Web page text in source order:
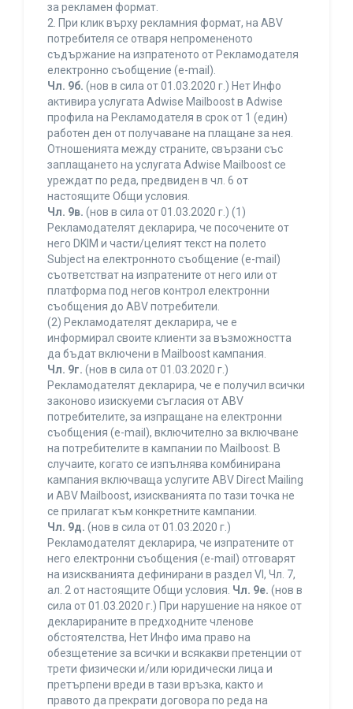
за рекламен формат.
2. При клик върху рекламния формат, на ABV
потребителя се отваря непромененото
съдържание на изпратеното от Рекламодателя
електронно съобщение (e-mail).
Чл. 9б. (нов в сила от 01.03.2020 г.) Нет Инфо
активира услугата Adwise Mailboost в Adwise
профила на Рекламодателя в срок от 1 (един)
работен ден от получаване на плащане за нея.
Отношенията между страните, свързани със
заплащането на услугата Adwise Mailboost се
уреждат по реда, предвиден в чл. 6 от
настоящите Общи условия.
Чл. 9в. (нов в сила от 01.03.2020 г.) (1)
Рекламодателят декларира, че посочените от
него DKIM и части/целият текст на полето
Subject на електронното съобщение (e-mail)
съответстват на изпратените от него или от
платформа под негов контрол електронни
съобщения до ABV потребители.
(2) Рекламодателят декларира, че е
информирал своите клиенти за възможността
да бъдат включени в Mailboost кампания.
Чл. 9г. (нов в сила от 01.03.2020 г.)
Рекламодателят декларира, че е получил всички
законово изискуеми съгласия от ABV
потребителите, за изпращане на електронни
съобщения (e-mail), включително за включване
на потребителите в кампании по Mailboost. В
случаите, когато се изпълнява комбинирана
кампания включваща услугите ABV Direct Mailing
и ABV Mailboost, изискванията по тази точка не
се прилагат към конкретните кампании.
Чл. 9д. (нов в сила от 01.03.2020 г.)
Рекламодателят декларира, че изпратените от
него електронни съобщения (e-mail) отговарят
на изискванията дефинирани в раздел VI, Чл. 7,
ал. 2 от настоящите Общи условия. Чл. 9е. (нов в
сила от 01.03.2020 г.) При нарушение на някое от
декларираните в предходните членове
обстоятелства, Нет Инфо има право на
обезщетение за всички и всякакви претенции от
трети физически и/или юридически лица и
претърпени вреди в тази връзка, както и
правото да прекрати договора по реда на